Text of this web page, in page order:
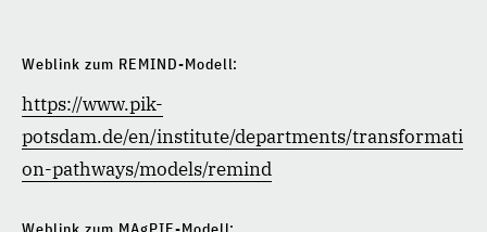
Weblink zum REMIND-Modell:
https://www.pik-
potsdam.de/en/institute/departments/transformati
on-pathways/models/remind